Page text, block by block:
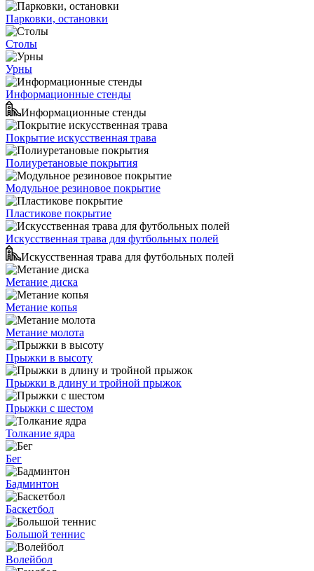
Парковки, остановки
Столы
Урны
Информационные стенды
Информационные стенды
Покрытие искусственная трава
Полиуретановые покрытия
Модульное резиновое покрытие
Пластикове покрытие
Искусственная трава для футбольных полей
Искусственная трава для футбольных полей
Метание диска
Метание копья
Метание молота
Прыжки в высоту
Прыжки в длину и тройной прыжок
Прыжки с шестом
Толкание ядра
Бег
Бадминтон
Баскетбол
Большой теннис
Волейбол